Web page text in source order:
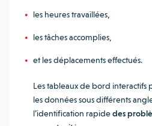
les heures travaillées,
les tâches accomplies,
et les déplacements effectués.
Les tableaux de bord interactifs
les données sous différents
l’identification rapidedes